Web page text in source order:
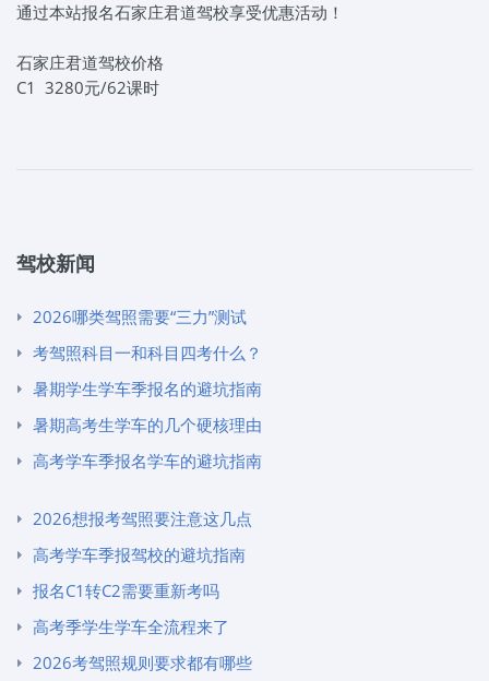
通过本站报名石家庄君道驾校享受优惠活动！
石家庄君道驾校价格
C1 3280元/62课时
驾校新闻
2026哪类驾照需要“三力”测试
考驾照科目一和科目四考什么？
暑期学生学车季报名的避坑指南
暑期高考生学车的几个硬核理由
高考学车季报名学车的避坑指南
2026想报考驾照要注意这几点
高考学车季报驾校的避坑指南
报名C1转C2需要重新考吗
高考季学生学车全流程来了
2026考驾照规则要求都有哪些